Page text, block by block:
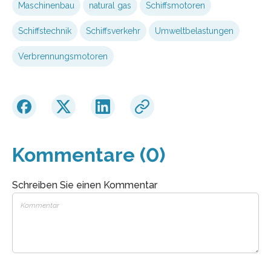
Maschinenbau natural gas Schiffsmotoren
Schiffstechnik Schiffsverkehr Umweltbelastungen
Verbrennungsmotoren
Kommentare (0)
Schreiben Sie einen Kommentar